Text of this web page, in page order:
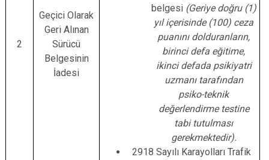
2
Geçici Olarak
Geri Alınan
Sürücü
Belgesinin
İadesi
belgesi (Geriye doğru (1)
yıl içerisinde (100) ceza
puanını dolduranların,
birinci defa eğitime,
ikinci defada psikiyatri
uzmanı tarafından
psiko-teknik
değerlendirme testine
tabi tutulması
gerekmektedir).
2918 Sayılı Karayolları Trafik